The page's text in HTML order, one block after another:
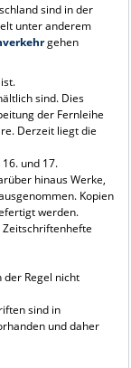
sind in der
unter anderem
gehen
sind. Dies
der Fernleihe
Derzeit liegt die
und 17.
hinaus Werke,
Kopien
werden.
Zeitschriftenhefte
Regel nicht
sind in
und daher